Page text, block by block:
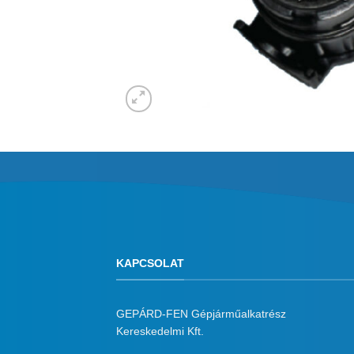
KAPCSOLAT
GEPÁRD-FEN Gépjárműalkatrész
Kereskedelmi Kft.